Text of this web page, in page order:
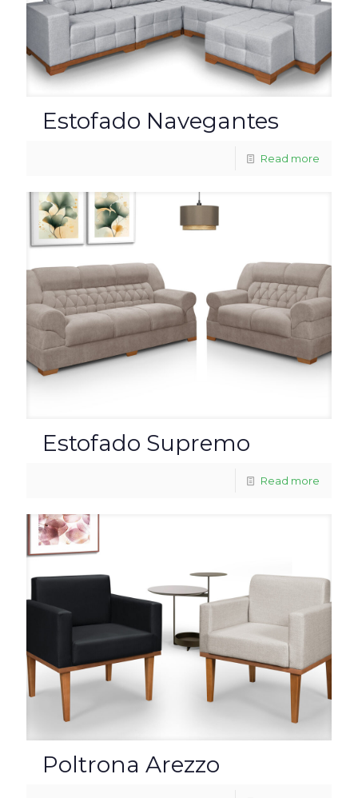
Estofado Navegantes
Read more
Estofado Supremo
Read more
Poltrona Arezzo